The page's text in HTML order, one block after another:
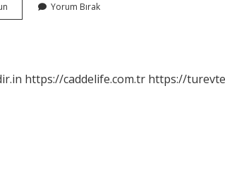
Yersek
Yorum Bırak
https://caddelife.com.tr https://